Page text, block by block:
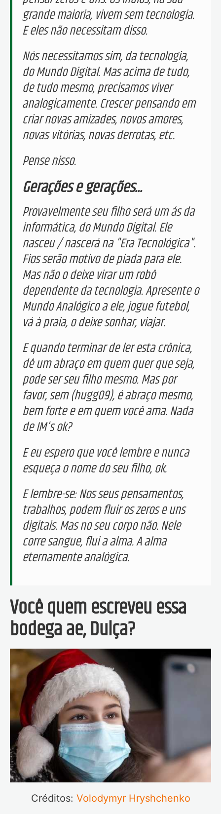
grande maioria, vivem sem tecnologia.
E eles não necessitam disso.
Nós necessitamos sim, da tecnologia,
do Mundo Digital. Mas acima de tudo,
de tudo mesmo, precisamos viver
analogicamente. Crescer pensando em
criar novas amizades, novos amores,
novas vitórias, novas derrotas, etc.
Pense nisso.
Gerações e gerações...
Provavelmente seu filho será um ás da
informática, do Mundo Digital. Ele
nasceu / nascerá na "Era Tecnológica".
Fios serão motivo de piada para ele.
Mas não o deixe virar um robô
dependente da tecnologia. Apresente o
Mundo Analógico a ele, jogue futebol,
vá à praia, o deixe sonhar, viajar.
E quando terminar de ler esta crônica,
dê um abraço em quem quer que seja,
pode ser seu filho mesmo. Mas por
favor, sem (hugg09), é abraço mesmo,
bem forte e em quem você ama. Nada
de IM's ok?
E eu espero que você lembre e nunca
esqueça o nome do seu filho, ok.
E lembre-se: Nos seus pensamentos,
trabalhos, podem fluir os zeros e uns
digitais. Mas no seu corpo não. Nele
corre sangue, flui a alma. A alma
eternamente analógica.
Você quem escreveu essa
bodega ae, Dulça?
Créditos: Volodymyr Hryshchenko